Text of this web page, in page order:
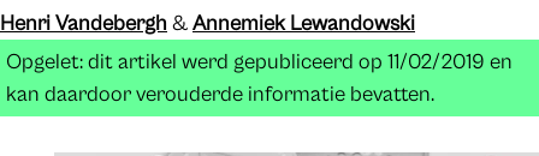
Henri Vandebergh &Annemiek Lewandowski
Opgelet: dit artikel werd gepubliceerd op 11/02/2019 en
kan daardoor verouderde informatie bevatten.